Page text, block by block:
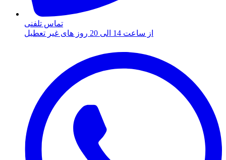
تماس تلفنی
از ساعت 14 الی 20 روز های غیر تعطیل